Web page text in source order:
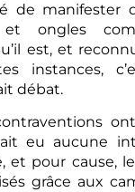
de manifester
ongles
est, et
instances,
débat.
ait eu aucune
et pour cause,
grâce aux